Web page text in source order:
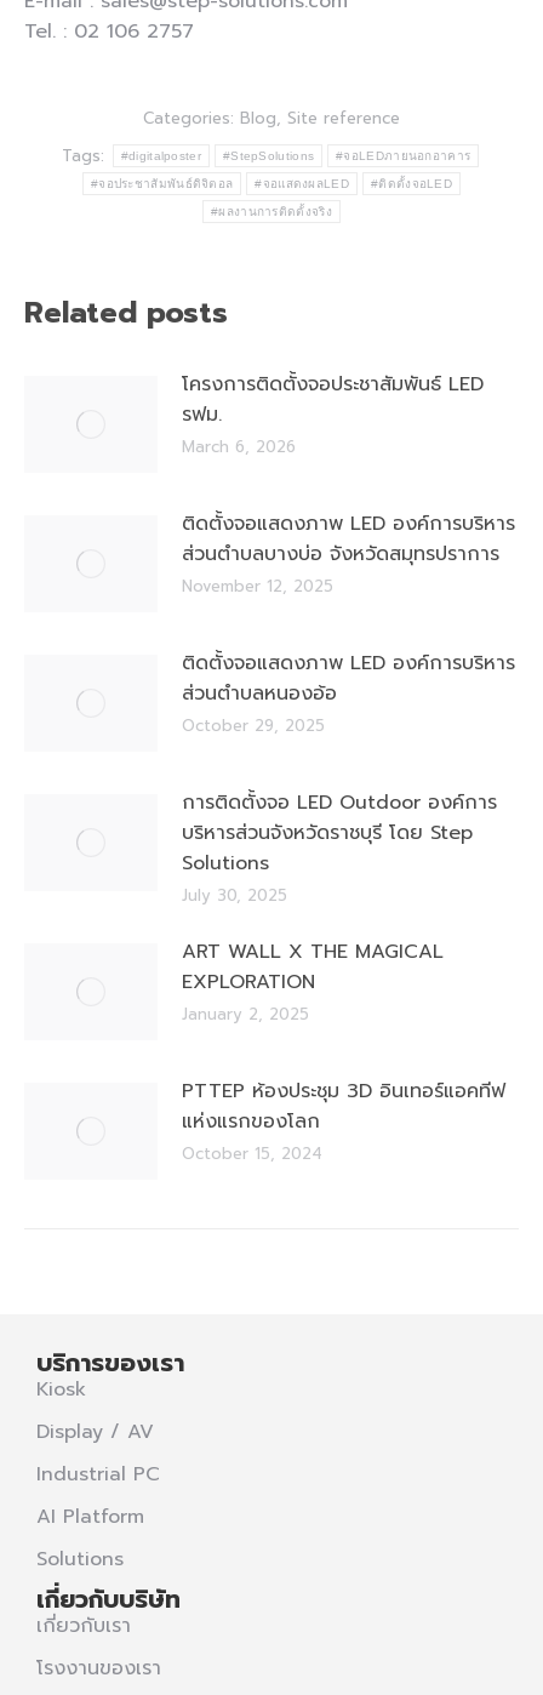
Tel. : 02 106 2757
Categories: Blog, Site reference
Tags:
#digitalposter #StepSolutions #จอLEDภายนอกอาคาร
#จอประชาสัมพันธ์ดิจิตอล #จอแสดงผลLED #ติดตั้งจอLED
#ผลงานการติดตั้งจริง
Related posts
โครงการติดตั้งจอประชาสัมพันธ์ LED
รฟม.
March 6, 2026
ติดตั้งจอแสดงภาพ LED องค์การบริหาร
ส่วนตำบลบางบ่อ จังหวัดสมุทรปราการ
November 12, 2025
ติดตั้งจอแสดงภาพ LED องค์การบริหาร
ส่วนตำบลหนองอ้อ
October 29, 2025
การติดตั้งจอ LED Outdoor องค์การ
บริหารส่วนจังหวัดราชบุรี โดย Step
Solutions
July 30, 2025
ART WALL X THE MAGICAL
EXPLORATION
January 2, 2025
PTTEP ห้องประชุม 3D อินเทอร์แอคทีฟ
แห่งแรกของโลก
October 15, 2024
บริการของเรา
Kiosk
Display / AV
Industrial PC
AI Platform
Solutions
เกี่ยวกับบริษัท
เกี่ยวกับเรา
โรงงานของเรา